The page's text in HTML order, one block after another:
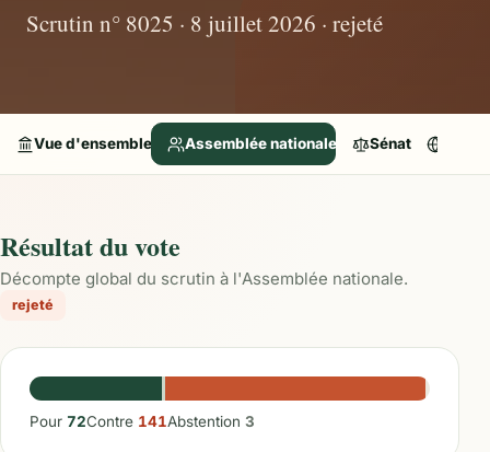
Scrutin n° 8025 · 8 juillet 2026 · rejeté
Vue d'ensemble Assemblée nationale Sénat
Résultat du vote
Décompte global du scrutin à l'Assemblée nationale.
rejeté
Pour 72Contre 141Abstention 3